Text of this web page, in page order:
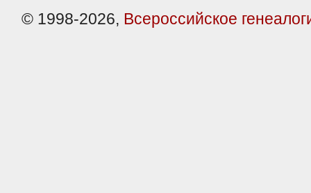
© 1998-2026, Всероссийское